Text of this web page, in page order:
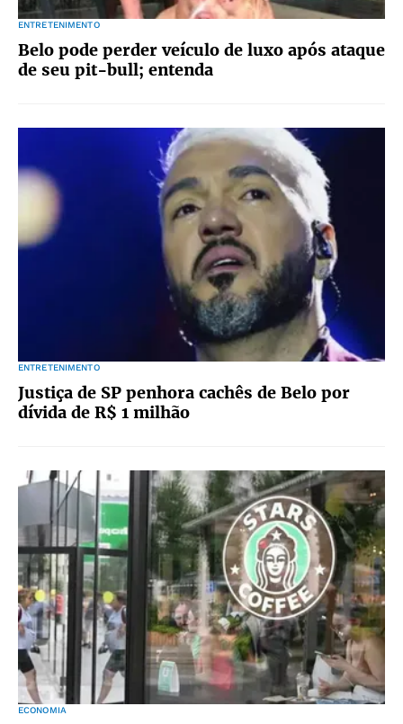
ENTRETENIMENTO
Belo pode perder veículo de luxo após ataque
de seu pit-bull; entenda
ENTRETENIMENTO
Justiça de SP penhora cachês de Belo por
dívida de R$ 1 milhão
ECONOMIA